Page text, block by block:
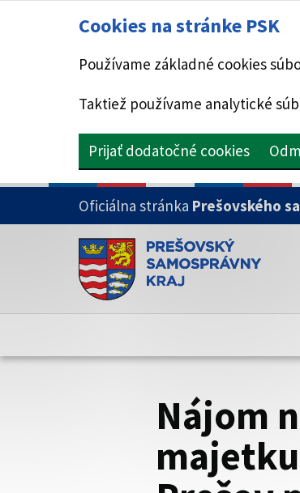
Cookies na stránke PSK
Používame základné cookies
Taktiež používame analytické
Prijať dodatočné cookies
PRESKOČIŤ NA HLAVNÝ OBSAH
Oficiálna stránka Prešovského
Doména psk.sk je oficiálna
Toto je oficiálna webová stránka
Nájom